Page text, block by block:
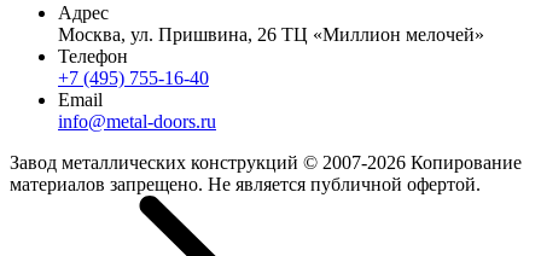
Адрес
Москва, ул. Пришвина, 26 ТЦ «Миллион мелочей»
Телефон
+7 (495) 755-16-40
Email
info@metal-doors.ru
Завод металлических конструкций © 2007-2026 Копирование
материалов запрещено. Не является публичной офертой.